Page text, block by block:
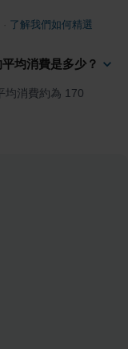
了解我們如何精選
均消費是多少？
均消費約為 170